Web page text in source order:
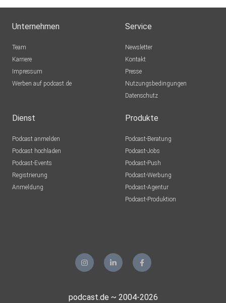
Unternehmen
Team
Karriere
Impressum
Werben auf podcast.de
Service
Newsletter
Kontakt
Presse
Nutzungsbedingungen
Datenschutz
Dienst
Podcast anmelden
Podcast hochladen
Podcast-Events
Registrierung
Anmeldung
Produkte
Podcast-Beratung
Podcast-Jobs
Podcast-Push
Podcast-Werbung
Podcast-Agentur
Podcast-Produktion
podcast.de ~ 2004-2026